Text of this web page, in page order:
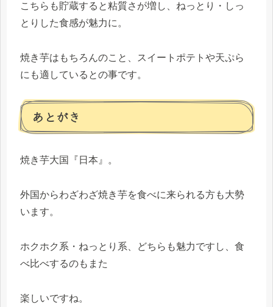
こちらも貯蔵すると粘質さが増し、ねっとり・しっ
とりした食感が魅力に。
焼き芋はもちろんのこと、スイートポテトや天ぷら
にも適しているとの事です。
あとがき
焼き芋大国『日本』。
外国からわざわざ焼き芋を食べに来られる方も大勢
います。
ホクホク系・ねっとり系、どちらも魅力ですし、食
べ比べするのもまた
楽しいですね。